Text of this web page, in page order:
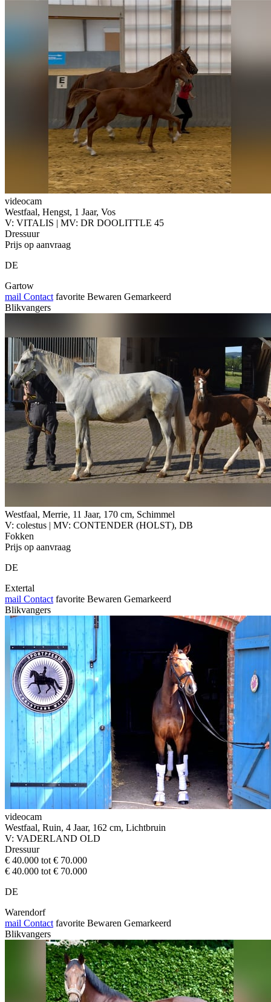
videocam
Westfaal, Hengst, 1 Jaar, Vos
V: VITALIS | MV: DR DOOLITTLE 45
Dressuur
Prijs op aanvraag
DE
Gartow
mail Contact favorite Bewaren Gemarkeerd
Blikvangers
Westfaal, Merrie, 11 Jaar, 170 cm, Schimmel
V: colestus | MV: CONTENDER (HOLST), DB
Fokken
Prijs op aanvraag
DE
Extertal
mail Contact favorite Bewaren Gemarkeerd
Blikvangers
videocam
Westfaal, Ruin, 4 Jaar, 162 cm, Lichtbruin
V: VADERLAND OLD
Dressuur
€ 40.000 tot € 70.000
€ 40.000 tot € 70.000
DE
Warendorf
mail Contact favorite Bewaren Gemarkeerd
Blikvangers